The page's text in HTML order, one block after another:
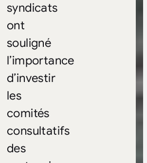
syndicats
ont
souligné
l’importance
d’investir
les
comités
consultatifs
des